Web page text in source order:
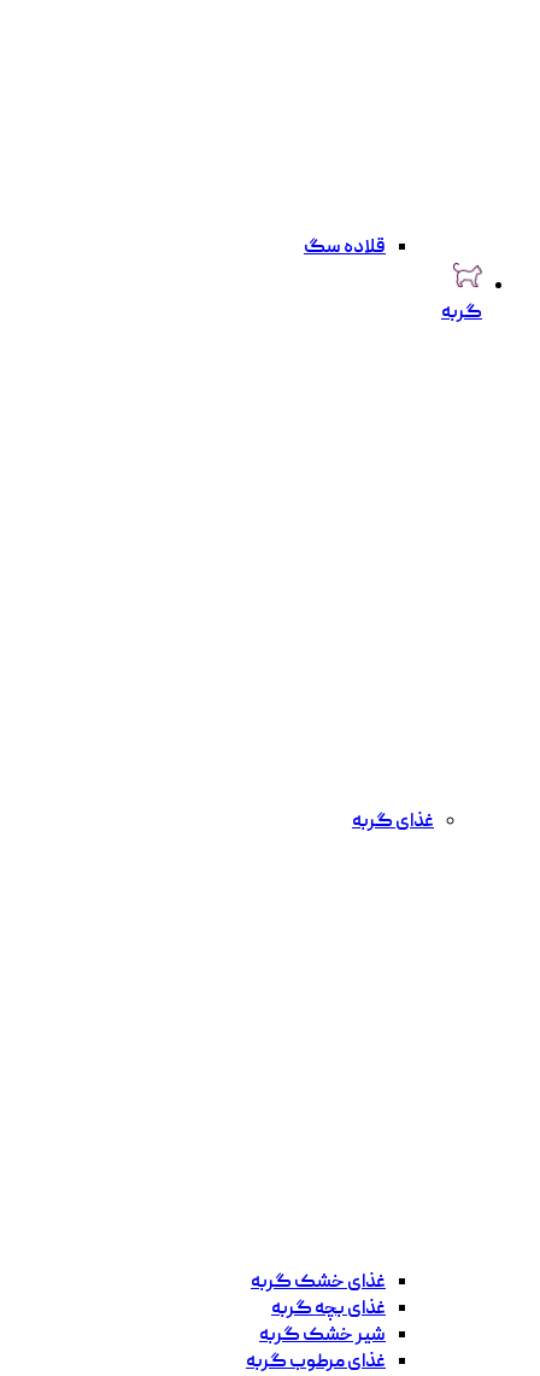
قلاده سگ
گربه
غذای گربه
غذای خشک گربه
غذای بچه گربه
شیر خشک گربه
غذای مرطوب گربه